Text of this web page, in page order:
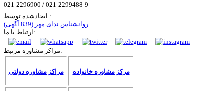
021-2296900 / 021-2299488-9
ایجادشده توسط :
روانشناس ندای مهر (839 آگهی)
ارتباط با ما:
مراکز مشاوره مرتبط:
مراکز مشاوره دولتی مرکز مشاوره خانواده